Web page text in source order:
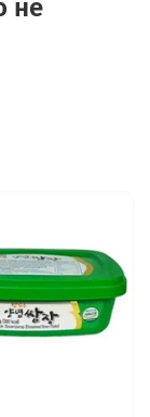
не